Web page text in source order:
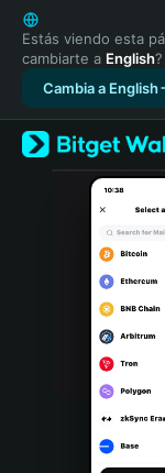
English
日本語
Tiếng Việt
Русский
Español
Türkçe
Italiano
Português (Portugal)
Bahasa Indonesia
Português (Brasil)
Estás viendo esta
cambiarte a English?
Cambia a English